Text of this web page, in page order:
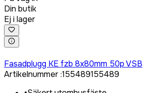
Din butik
Ej i lager
Fasadplugg KE fzb 8x80mm 50p VSB
Artikelnummer:155489155489